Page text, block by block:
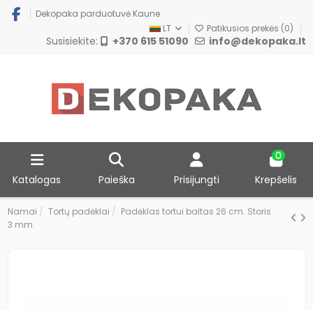
Dekopaka parduotuvė Kaune
LT
Patikusios prekės (0)
Susisiekite: +370 615 51090 info@dekopaka.lt
Katalogas Paieška Prisijungti
0
Krepšelis
Namai Tortų padėklai
Padėklas tortui baltas 26 cm. Storis
3 mm.